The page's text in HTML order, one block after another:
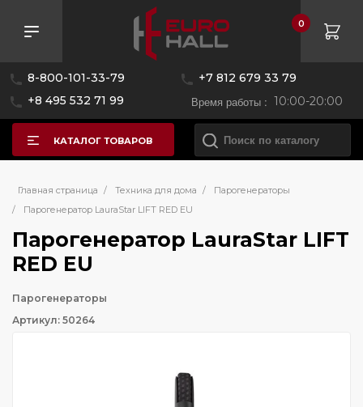
8-800-101-33-79
+7 812 679 33 79
+8 495 532 71 99
Время работы : 10:00-20:00
0
КАТАЛОГ ТОВАРОВ
Главная страница / Техника для дома /
Парогенераторы
/
Парогенератор LauraStar LIFT RED EU
Парогенератор LauraStar LIFT
RED EU
Парогенераторы
Артикул: 50264